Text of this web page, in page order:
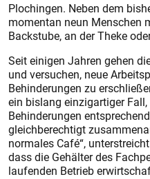
Plochingen. Neben dem
momentan neun Menschen
Backstube, an der Theke
Seit einigen Jahren gehen
und versuchen, neue
Behinderungen zu
ein bislang einzigartiger
Behinderungen
gleichberechtigt
normales Café“,
dass die Gehälter des
laufenden Betrieb